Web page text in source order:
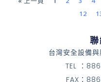
12
台灣安全設備
TEL ：
FAX：